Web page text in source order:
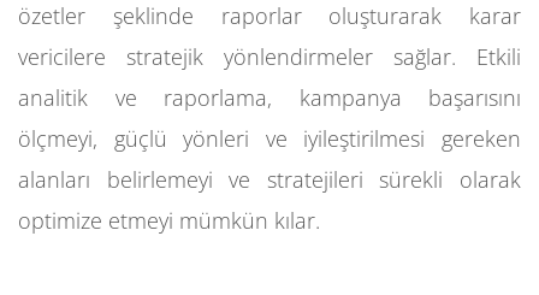
özetler şeklinde raporlar oluşturarak karar
vericilere stratejik yönlendirmeler sağlar. Etkili
analitik ve raporlama, kampanya başarısını
ölçmeyi, güçlü yönleri ve iyileştirilmesi gereken
alanları belirlemeyi ve stratejileri sürekli olarak
optimize etmeyi mümkün kılar.